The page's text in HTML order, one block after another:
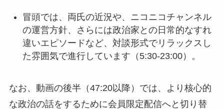
冒頭では、両氏の近況や、ニコニコチャンネル
の運営方針、さらには政治家との日常的なすれ
違いエピソードなど、対談形式でリラックスし
た雰囲気で進行しています（5:30-23:00）。
なお、動画の後半（47:20以降）では、より核心的
な政治の話をするために会員限定配信へと切り替